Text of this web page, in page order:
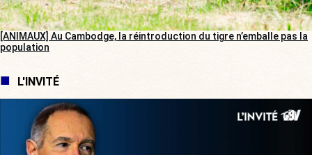
[ANIMAUX] Au Cambodge, la réintroduction du tigre n’emballe pas la
population
L'INVITÉ